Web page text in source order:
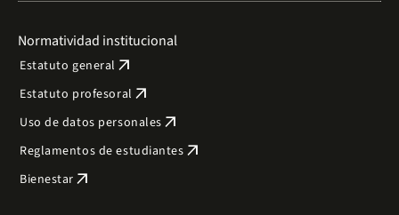
Normatividad institucional
Estatuto general arrow_outward
Estatuto profesoral arrow_outward
Uso de datos personales arrow_outward
Reglamentos de estudiantes arrow_outward
Bienestar arrow_outward